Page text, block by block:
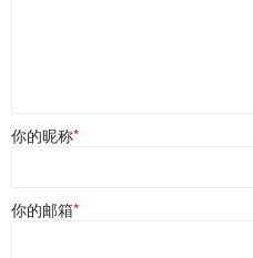
你的昵称*
你的邮箱*